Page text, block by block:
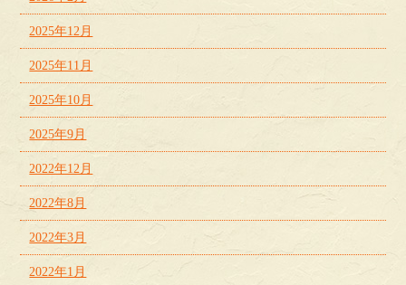
2025年12月
2025年11月
2025年10月
2025年9月
2022年12月
2022年8月
2022年3月
2022年1月